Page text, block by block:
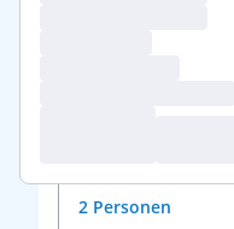
2 Personen